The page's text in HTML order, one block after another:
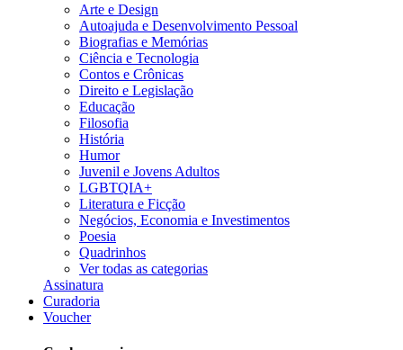
Arte e Design
Autoajuda e Desenvolvimento Pessoal
Biografias e Memórias
Ciência e Tecnologia
Contos e Crônicas
Direito e Legislação
Educação
Filosofia
História
Humor
Juvenil e Jovens Adultos
LGBTQIA+
Literatura e Ficção
Negócios, Economia e Investimentos
Poesia
Quadrinhos
Ver todas as categorias
Assinatura
Curadoria
Voucher